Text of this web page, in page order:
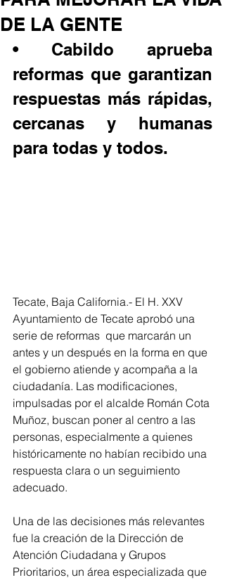
DE LA GENTE
• Cabildo aprueba
reformas que garantizan
respuestas más rápidas,
cercanas y humanas
para todas y todos.
Tecate, Baja California.- El H. XXV
Ayuntamiento de Tecate aprobó una
serie de reformas  que marcarán un
antes y un después en la forma en que
el gobierno atiende y acompaña a la
ciudadanía. Las modificaciones,
impulsadas por el alcalde Román Cota
Muñoz, buscan poner al centro a las
personas, especialmente a quienes
históricamente no habían recibido una
respuesta clara o un seguimiento
adecuado.
Una de las decisiones más relevantes
fue la creación de la Dirección de
Atención Ciudadana y Grupos
Prioritarios, un área especializada que